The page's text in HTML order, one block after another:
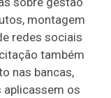
montagem
redes sociais
também
nas bancas,
aplicassem os